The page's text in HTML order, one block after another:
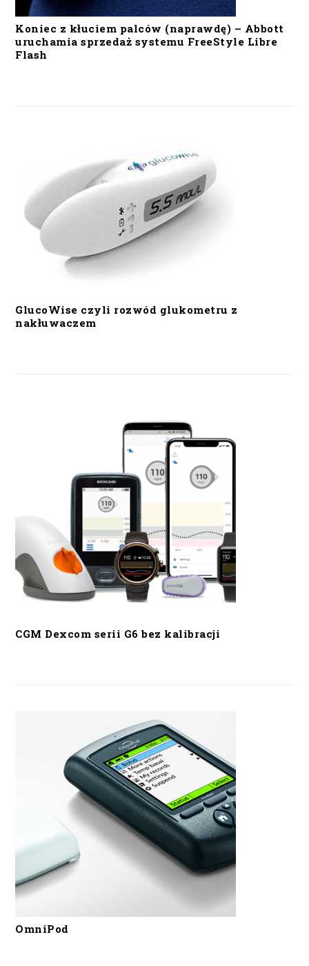
Koniec z kłuciem palców (naprawdę) – Abbott
uruchamia sprzedaż systemu FreeStyle Libre
Flash
GlucoWise czyli rozwód glukometru z
nakłuwaczem
CGM Dexcom serii G6 bez kalibracji
OmniPod